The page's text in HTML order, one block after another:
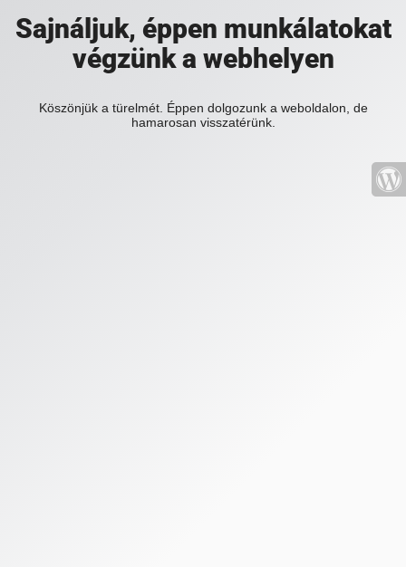
Sajnáljuk, éppen munkálatokat
végzünk a webhelyen
Köszönjük a türelmét. Éppen dolgozunk a weboldalon, de
hamarosan visszatérünk.